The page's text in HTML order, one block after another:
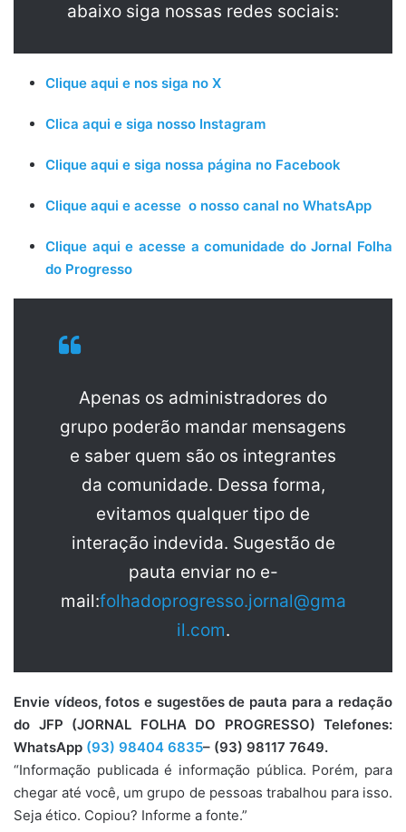
abaixo siga nossas redes sociais:
Clique aqui e nos siga no X
Clica aqui e siga nosso Instagram
Clique aqui e siga nossa página no Facebook
Clique aqui e acesse o nosso canal no WhatsApp
Clique aqui e acesse a comunidade do Jornal Folha
do Progresso
Apenas os administradores do
grupo poderão mandar mensagens
e saber quem são os integrantes
da comunidade. Dessa forma,
evitamos qualquer tipo de
interação indevida. Sugestão de
pauta enviar no e-
mail:folhadoprogresso.jornal@gma
il.com.
Envie vídeos, fotos e sugestões de pauta para a redação
do JFP (JORNAL FOLHA DO PROGRESSO) Telefones:
WhatsApp (93) 98404 6835– (93) 98117 7649.
“Informação publicada é informação pública. Porém, para
chegar até você, um grupo de pessoas trabalhou para isso.
Seja ético. Copiou? Informe a fonte.”